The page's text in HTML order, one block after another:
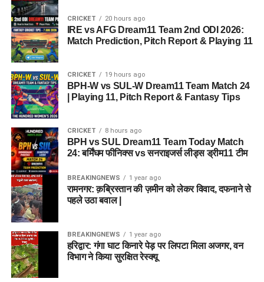
CRICKET 20 hours ago
IRE vs AFG Dream11 Team 2nd ODI 2026:
Match Prediction, Pitch Report & Playing 11
CRICKET 19 hours ago
BPH-W vs SUL-W Dream11 Team Match 24
| Playing 11, Pitch Report & Fantasy Tips
CRICKET 8 hours ago
BPH vs SUL Dream11 Team Today Match
24: बर्मिंघम फीनिक्स vs सनराइजर्स लीड्स ड्रीम11 टीम
BREAKINGNEWS 1 year ago
रामनगर: क़ब्रिस्तान की ज़मीन को लेकर विवाद, दफनाने से
पहले उठा बवाल |
BREAKINGNEWS 1 year ago
हरिद्वार: गंगा घाट किनारे पेड़ पर लिपटा मिला अजगर, वन
विभाग ने किया सुरक्षित रेस्क्यू